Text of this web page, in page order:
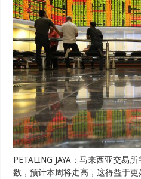
PETALING JAYA：马来西亚交易
数，预计本周将走高，这得益于